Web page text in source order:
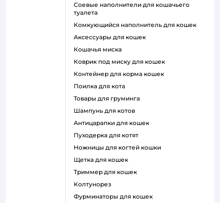
соевые наполнители для кошачьего
туалета
комкующийся наполнитель для кошек
аксессуары для кошек
кошачья миска
коврик под миску для кошек
контейнер для корма кошек
поилка для кота
товары для груминга
шампунь для котов
антицарапки для кошек
пуходерка для котят
ножницы для когтей кошки
щетка для кошек
триммер для кошек
колтунорез
фурминаторы для кошек